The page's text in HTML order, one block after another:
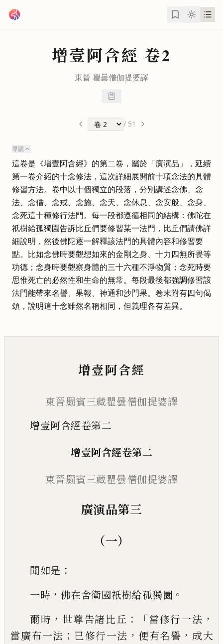
增壹阿含經 卷2
東晉 瞿曇僧伽提婆譯
/ 51
導讀
這卷是《增壹阿含經》的第二卷，屬於「廣演品」，延續
第一卷介紹的十念修法，這次詳細展開前十項念法的具體
修習方法。卷中以十個獨立的段落，分別講述念佛、念
法、念僧、念戒、念施、念天、念休息、念安般、念身、
念死這十種修行法門。每一段都遵循相同的結構：佛陀在
祇樹給孤獨園告訴比丘們要修習某一法門，比丘們請佛詳
細說明，然後佛陀逐一解釋該法門的具體內容和修習要
點。比如念佛時要觀想如來的金剛之身、十力四無所畏等
功德；念身時要觀察身體的三十六種不淨物質；念死時要
思惟死亡的必然性和生命的無常。每段最後都強調修習該
法門能帶來名譽、果報、神通和沙門果。卷末附有四句偈
頌，說明這十念雖然名稱相同，但義理各有差異。
增壹阿含經
東晉罽賓三藏瞿曇僧伽提婆譯
增壹阿含經卷第二
增壹阿含經卷第二
東晉罽賓三藏瞿曇僧伽提婆譯
廣演品第三
（一）
聞如是 ：
一時 ， 佛在舍衛國祇樹給孤獨園 。
爾時 ， 世尊告諸比丘 ：「當修行一法 ，
當廣布一法 ； 已修行一法 ， 便有名譽 ， 成大